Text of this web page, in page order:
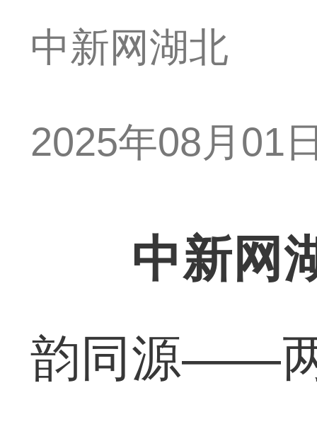
中新网湖北
2025年08月01
中新网
韵同源——两